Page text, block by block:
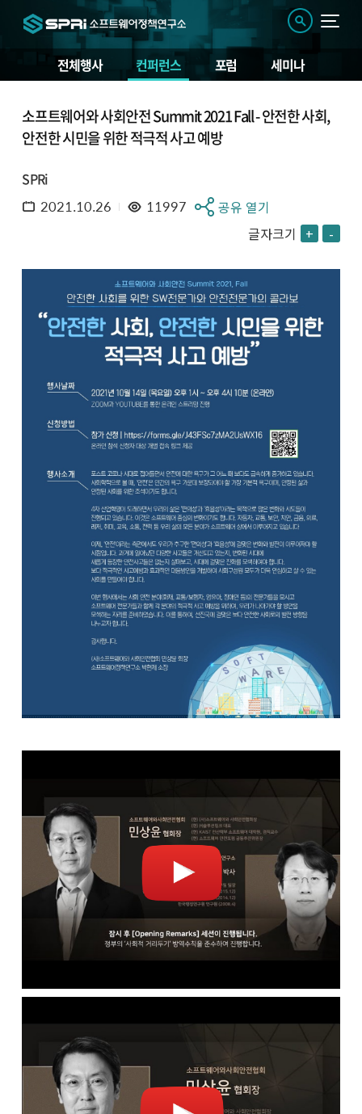
전체행사 컨퍼런스 포럼 세미나
소프트웨어와 사회안전 Summit 2021 Fall - 안전한 사회,
안전한 시민을 위한 적극적 사고 예방
SPRi
2021.10.26 11997
공유 열기
글자크기 + -